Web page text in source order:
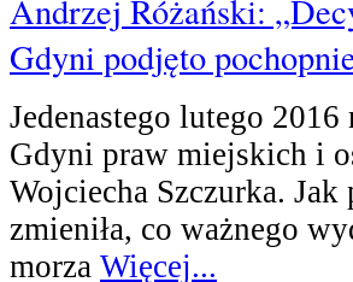
Andrzej Różański:
Gdyni podjęto
Jedenastego lutego
Gdyni praw miejskich i
Wojciecha Szczurka.
zmieniła, co ważnego
morza Więcej...